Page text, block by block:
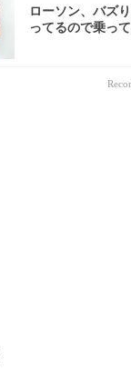
ローソン、バズ
ってるので乗っ